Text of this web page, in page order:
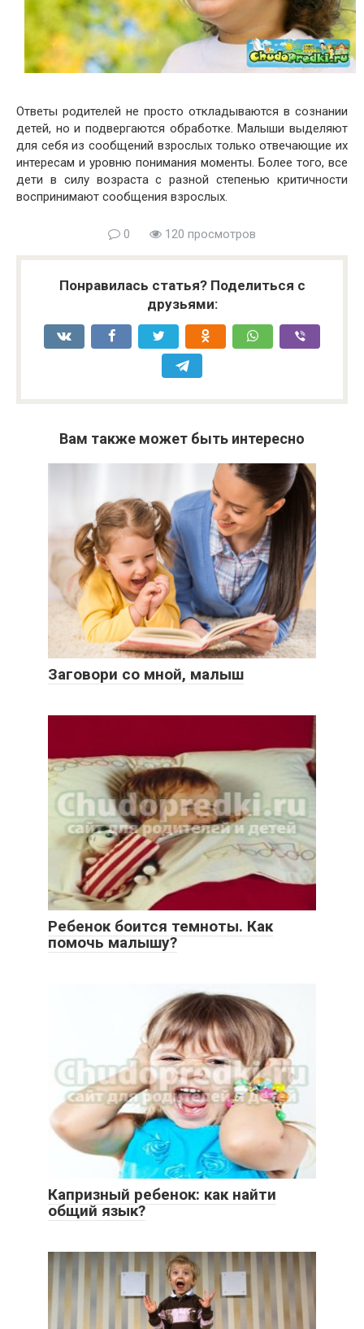
Ответы родителей не просто откладываются в сознании
детей, но и подвергаются обработке. Малыши выделяют
для себя из сообщений взрослых только отвечающие их
интересам и уровню понимания моменты. Более того, все
дети в силу возраста с разной степенью критичности
воспринимают сообщения взрослых.
0 120 просмотров
Понравилась статья? Поделиться с
друзьями:
Вам также может быть интересно
Заговори со мной, малыш
Ребенок боится темноты. Как
помочь малышу?
Капризный ребенок: как найти
общий язык?